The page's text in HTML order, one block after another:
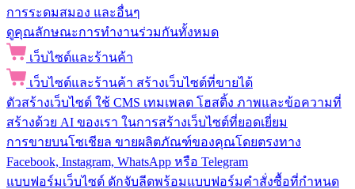
การระดมสมอง และอื่นๆ
ดูคุณลักษณะการทำงานร่วมกันทั้งหมด
เว็บไซต์และร้านค้า
เว็บไซต์และร้านค้า สร้างเว็บไซต์ที่ขายได้
ตัวสร้างเว็บไซต์ ใช้ CMS เทมเพลต โฮสติ้ง ภาพและข้อความที่
สร้างด้วย AI ของเรา ในการสร้างเว็บไซต์ที่ยอดเยี่ยม
การขายบนโซเชียล ขายผลิตภัณฑ์ของคุณโดยตรงทาง
Facebook, Instagram, WhatsApp หรือ Telegram
แบบฟอร์มเว็บไซต์ ดักจับลีดพร้อมแบบฟอร์มคำสั่งซื้อที่กำหนด